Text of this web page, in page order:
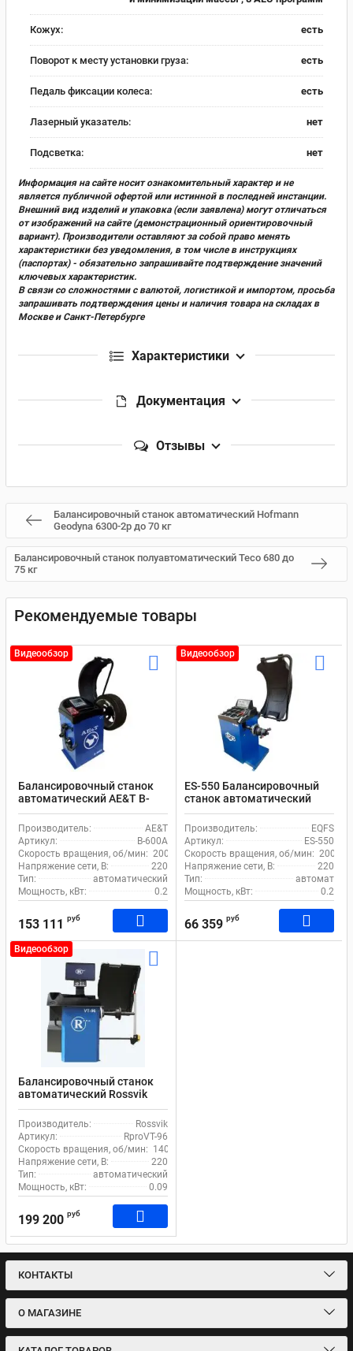
Кожух: есть
Поворот к месту установки груза: есть
Педаль фиксации колеса: есть
Лазерный указатель: нет
Подсветка: нет
Информация на сайте носит ознакомительный характер и не
является публичной офертой или истинной в последней инстанции.
Внешний вид изделий и упаковка (если заявлена) могут отличаться
от изображений на сайте (демонстрационный ориентировочный
вариант). Производители оставляют за собой право менять
характеристики без уведомления, в том числе в инструкциях
(паспортах) - обязательно запрашивайте подтверждение значений
ключевых характеристик.
В связи со сложностями с валютой, логистикой и импортом, просьба
запрашивать подтверждения цены и наличия товара на складах в
Москве и Санкт-Петербурге
Характеристики
Документация
Отзывы
Балансировочный станок автоматический Hofmann
Geodyna 6300-2p до 70 кг
Балансировочный станок полуавтоматический Teco 680 до
75 кг
Рекомендуемые товары
Видеообзор
Балансировочный станок
автоматический AE&T B-
600A до 65 кг
Производитель:
AE&T
Артикул:
B-600A
Скорость вращения, об/мин: 200
Напряжение сети, В:
220
Тип:
автоматический
Мощность, кВт:
0.2
153 111 руб
Видеообзор
ES-550 Балансировочный
станок автоматический
ввод 2 параметров
Производитель:
EQFS
Артикул:
ES-550
Скорость вращения, об/мин: 200
Напряжение сети, В:
220
Тип:
автомат
Мощность, кВт:
0.2
66 359 руб
Видеообзор
Балансировочный станок
автоматический Rossvik
RproVT-96 до 75 кг
Производитель:
Rossvik
Артикул:
RproVT-96
Скорость вращения, об/мин: 140
Напряжение сети, В:
220
Тип:
автоматический
Мощность, кВт:
0.09
199 200 руб
КОНТАКТЫ
О МАГАЗИНЕ